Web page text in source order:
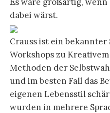
dabei wärst.
Crauss ist ein
Workshops zu
Methoden der
und im besten Fall das
eigenen Lebensstil
wurden in mehrere